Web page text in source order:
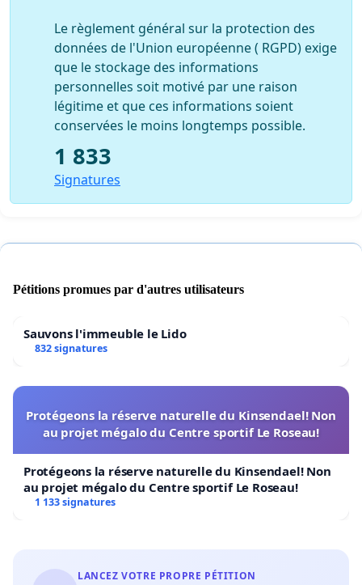
Le règlement général sur la protection des
données de l'Union européenne ( RGPD) exige
que le stockage des informations
personnelles soit motivé par une raison
légitime et que ces informations soient
conservées le moins longtemps possible.
1 833
Signatures
Pétitions promues par d'autres utilisateurs
Sauvons l'immeuble le Lido
832 signatures
Protégeons la réserve naturelle du Kinsendael! Non
au projet mégalo du Centre sportif Le Roseau!
Protégeons la réserve naturelle du Kinsendael! Non
au projet mégalo du Centre sportif Le Roseau!
1 133 signatures
LANCEZ VOTRE PROPRE PÉTITION